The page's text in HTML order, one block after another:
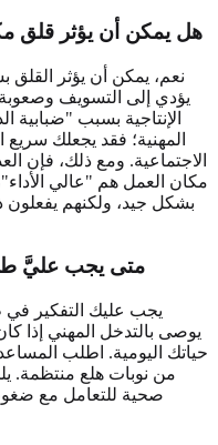
هل يمكن أن يؤثر قلق
نعم، يمكن أن يؤثر القلق
يؤدي إلى التسويف وصعوبة
الإنتاجية بسبب "ضبابية
المهنية؛ فقد يجعلك
الاجتماعية. ومع ذلك، فإن
مكان العمل هم "عالي
بشكل جيد، ولكنهم
متى يجب عليَّ
يجب عليك التفكير
يوصى بالتدخل المهني إذا
حياتك اليومية. اطلب
من نوبات هلع منتظمة.
صحية للتعامل مع